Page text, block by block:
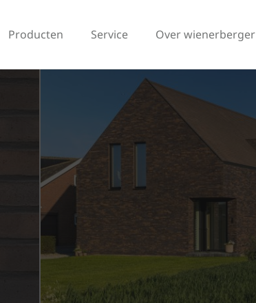
Producten Service Over wienerberger